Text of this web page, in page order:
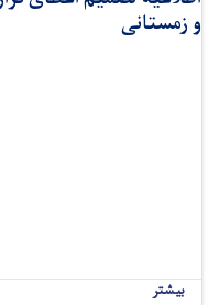
و زمستانی
بیشتر